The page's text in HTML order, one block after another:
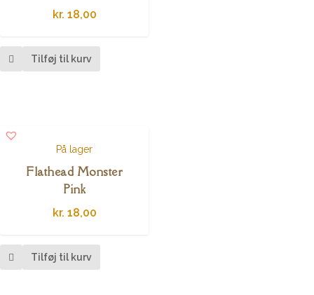
kr. 18,00
Tilføj til kurv
På lager
Flathead Monster
Pink
kr. 18,00
Tilføj til kurv